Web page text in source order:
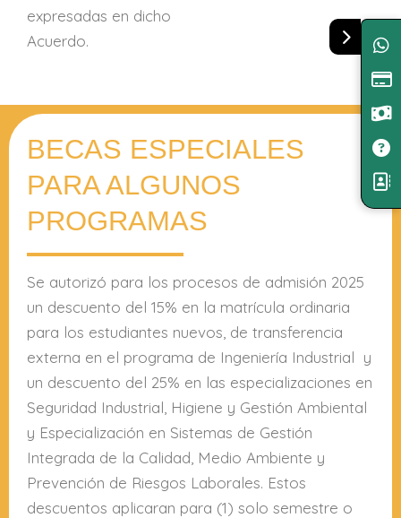
expresadas en dicho
Acuerdo.
BECAS ESPECIALES
PARA ALGUNOS
PROGRAMAS
Se autorizó para los procesos de admisión 2025
un descuento del 15% en la matrícula ordinaria
para los estudiantes nuevos, de transferencia
externa en el programa de Ingeniería Industrial y
un descuento del 25% en las especializaciones en
Seguridad Industrial, Higiene y Gestión Ambiental
y Especialización en Sistemas de Gestión
Integrada de la Calidad, Medio Ambiente y
Prevención de Riesgos Laborales. Estos
descuentos aplicaran para (1) solo semestre o